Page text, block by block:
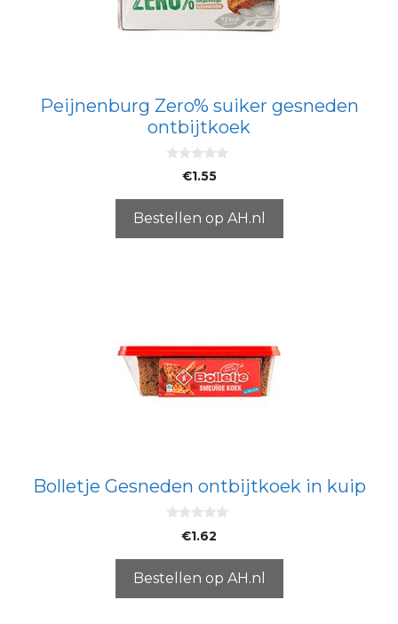
Peijnenburg Zero% suiker gesneden
ontbijtkoek
5
€1.55
Bestellen op AH.nl
Bolletje Gesneden ontbijtkoek in kuip
5
€1.62
Bestellen op AH.nl